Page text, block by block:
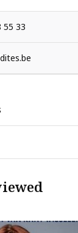
55 33